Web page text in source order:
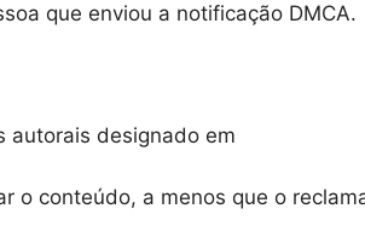
que enviou a notificação DMCA.
autorais designado em
conteúdo, a menos que o